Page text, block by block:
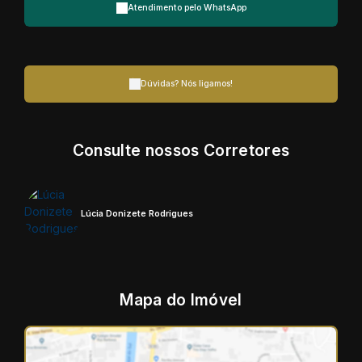
Atendimento pelo WhatsApp
Dúvidas? Nós ligamos!
Consulte nossos Corretores
Lúcia Donizete Rodrigues
Mapa do Imóvel